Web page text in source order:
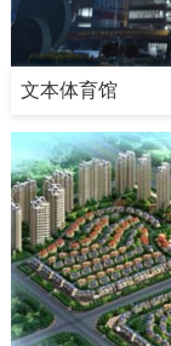
文本体育馆